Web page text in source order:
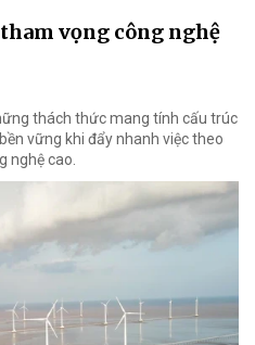
vọng công nghệ
thách thức mang tính cấu trúc
vững khi đẩy nhanh việc theo
nghệ cao.